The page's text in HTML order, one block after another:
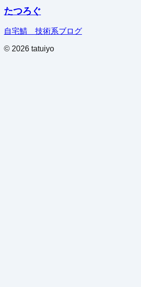
たつろぐ
自宅鯖 技術系ブログ
© 2026 tatuiyo